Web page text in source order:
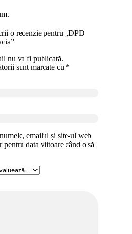
o recenzie pentru „DPD
nu va fi publicată.
sunt marcate cu *
emailul și site-ul web
pentru data viitoare când o să